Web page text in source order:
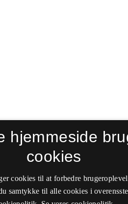
hjemmeside
cookies
cookies til at forbedre
samtykke til alle cookies i